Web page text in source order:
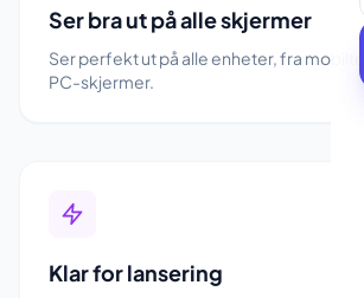
Ser bra ut på alle skjermer
Ser perfekt ut på alle enheter, fra
PC-skjermer.
Klar for lansering